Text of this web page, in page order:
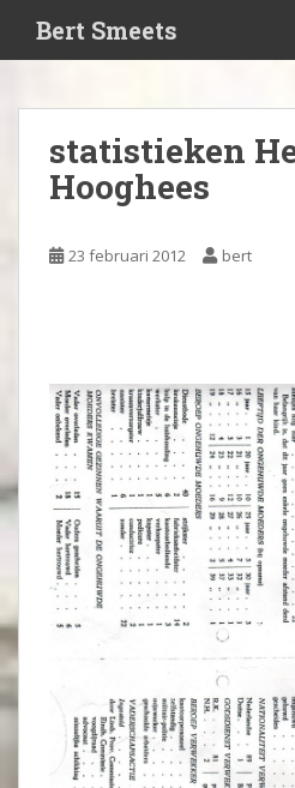
i
Bert Smeets
statistieken
Hooghees
23 februari 2012 bert